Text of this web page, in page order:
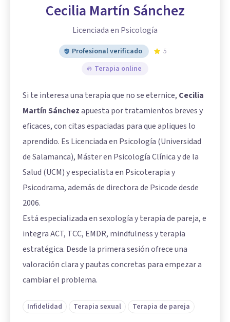
Cecilia Martín Sánchez
Licenciada en Psicología
Profesional verificado
5
Terapia online
Si te interesa una terapia que no se eternice, Cecilia
Martín Sánchezapuesta por tratamientos breves y
eficaces, con citas espaciadas para que apliques lo
aprendido. Es Licenciada en Psicología (Universidad
de Salamanca), Máster en Psicología Clínica y de la
Salud (UCM) y especialista en Psicoterapia y
Psicodrama, además de directora de Psicode desde
2006.
Está especializada en sexología y terapia de pareja, e
integra ACT, TCC, EMDR, mindfulness y terapia
estratégica. Desde la primera sesión ofrece una
valoración clara y pautas concretas para empezar a
cambiar el problema.
Infidelidad Terapia sexual Terapia de pareja